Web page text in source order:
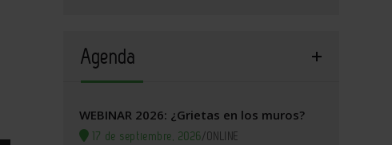
Agenda
WEBINAR 2026: ¿Grietas en los muros?
17 de septiembre, 2026/ONLINE